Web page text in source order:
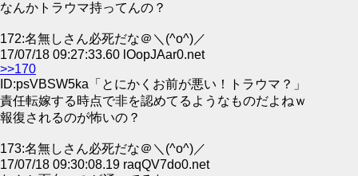
なんかトラウマ持ってんの？
172:名無しさん必死だな＠＼(^o^)／
17/07/18 09:27:33.60 lOopJAar0.net
>>170
ID:psVBSW5ka「とにかくお前が悪い！トラウマ？」
責任転嫁する時点で非を認めてるようなものだよねｗ
報復されるのが怖いの？
173:名無しさん必死だな＠＼(^o^)／
17/07/18 09:30:08.19 raqQV7do0.net